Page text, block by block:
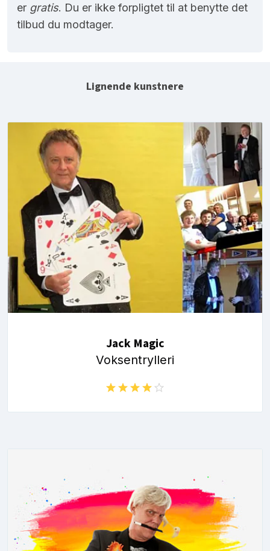
er gratis. Du er ikke forpligtet til at benytte det
tilbud du modtager.
Lignende kunstnere
Jack Magic
Voksentrylleri